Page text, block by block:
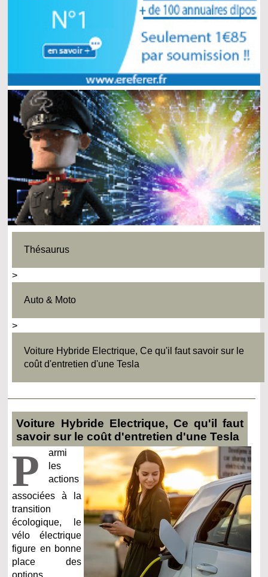
Thésaurus
>
Auto & Moto
>
Voiture Hybride Electrique, Ce qu'il faut savoir sur le
coût d'entretien d'une Tesla
Voiture Hybride Electrique, Ce qu'il faut
savoir sur le coût d'entretien d'une Tesla
P
armi
les
actions
associées à la
transition
écologique, le
vélo électrique
figure en bonne
place des
options